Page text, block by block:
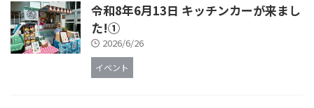
令和8年6月13日 キッチンカーが来まし
た!①
2026/6/26
イベント